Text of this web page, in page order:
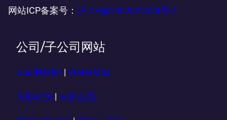
网站ICP备案号： 沪ICP备2022022028号-4
公司/子公司网站
GoodWafer WaferMax
火影科技 火影金晶